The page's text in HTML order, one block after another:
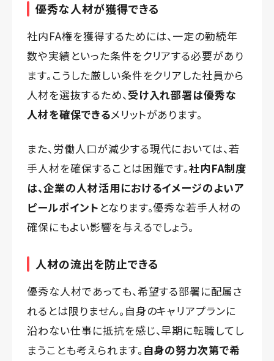
優秀な人材が獲得できる
社内FA権を獲得するためには、一定の勤続年
数や実績といった条件をクリアする必要があり
ます。こうした厳しい条件をクリアした社員から
人材を選抜するため、受け入れ部署は優秀な
人材を確保できるメリットがあります。
また、労働人口が減少する現代においては、若
手人材を確保することは困難です。社内FA制度
は、企業の人材活用におけるイメージのよいア
ピールポイント となります。優秀な若手人材の
確保にもよい影響を与えるでしょう。
人材の流出を防止できる
優秀な人材であっても、希望する部署に配属さ
れるとは限りません。自身のキャリアプランに
沿わない仕事に抵抗を感じ、早期に転職してし
まうことも考えられます。 自身の努力次第で希